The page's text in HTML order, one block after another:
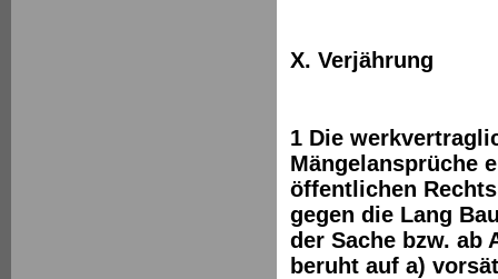
X. Verjährung
1 Die
Mängelansprüche
öffentlichen
gegen die Lang
der Sache bzw. ab
beruht auf a)